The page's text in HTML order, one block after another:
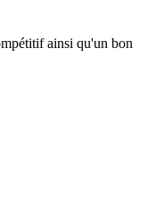
ainsi qu'un bon